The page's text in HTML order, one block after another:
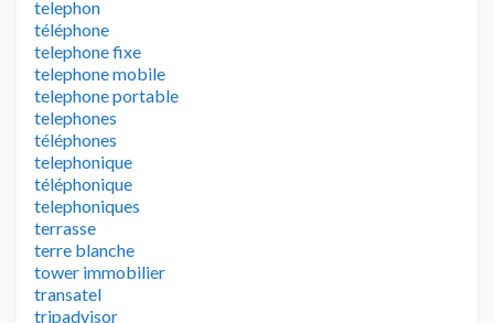
telephon
téléphone
telephone fixe
telephone mobile
telephone portable
telephones
téléphones
telephonique
téléphonique
telephoniques
terrasse
terre blanche
tower immobilier
transatel
tripadvisor